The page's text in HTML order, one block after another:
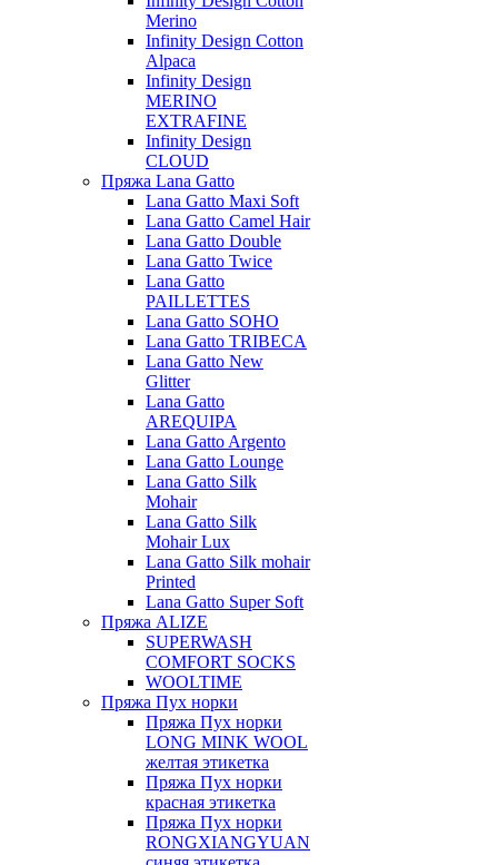
Merino
Infinity Design Cotton
Alpaca
Infinity Design
MERINO
EXTRAFINE
Infinity Design
CLOUD
Пряжа Lana Gatto
Lana Gatto Maxi Soft
Lana Gatto Camel Hair
Lana Gatto Double
Lana Gatto Twice
Lana Gatto
PAILLETTES
Lana Gatto SOHO
Lana Gatto TRIBECA
Lana Gatto New
Glitter
Lana Gatto
AREQUIPA
Lana Gatto Argento
Lana Gatto Lounge
Lana Gatto Silk
Mohair
Lana Gatto Silk
Mohair Lux
Lana Gatto Silk mohair
Printed
Lana Gatto Super Soft
Пряжа ALIZE
SUPERWASH
COMFORT SOCKS
WOOLTIME
Пряжа Пух норки
Пряжа Пух норки
LONG MINK WOOL
желтая этикетка
Пряжа Пух норки
красная этикетка
Пряжа Пух норки
RONGXIANGYUAN